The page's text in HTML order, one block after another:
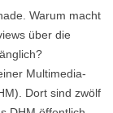
Warum macht
über die
Multimedia-
Dort sind zwölf